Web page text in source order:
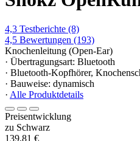
4,3 Testberichte (8)
4,5 Bewertungen (193)
Knochenleitung (Open-Ear)
· Übertragungsart: Bluetooth
· Bluetooth-Kopfhörer,
· Bauweise: dynamisch
· Alle Produktdetails
Preisentwicklung
zu Schwarz
139,81 €